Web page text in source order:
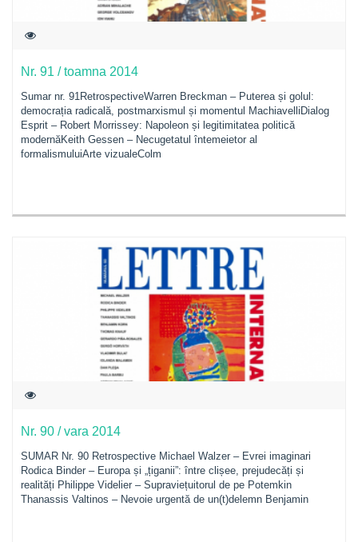
Nr. 91 / toamna 2014
Sumar nr. 91RetrospectiveWarren Breckman – Puterea și golul:
democrația radicală, postmarxismul și momentul MachiavelliDialog
Esprit – Robert Morrissey: Napoleon și legitimitatea politică
modernăKeith Gessen – Necugetatul întemeietor al
formalismuluiArte vizualeColm
Nr. 90 / vara 2014
SUMAR Nr. 90 Retrospective Michael Walzer – Evrei imaginari
Rodica Binder – Europa și „țiganii”: între clișee, prejudecăți și
realități Philippe Videlier – Supraviețuitorul de pe Potemkin
Thanassis Valtinos – Nevoie urgentă de un(t)delemn Benjamin